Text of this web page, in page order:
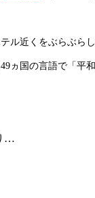
ル近くをぶらぶら
ヵ国の言語で「平
…